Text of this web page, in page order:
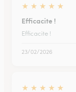
★ ★ ★ ★ ★
Efficacite !
Efficacite !
23/02/2026
★ ★ ★ ★ ★